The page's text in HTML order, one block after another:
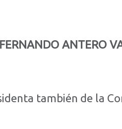
ANTERO
también de la